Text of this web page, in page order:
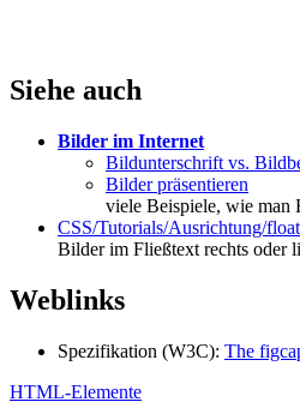
Siehe auch
Bilder im Internet
Bildunterschrift vs.
Bilder präsentieren
viele Beispiele, wie man
CSS/Tutorials/Ausrichtung/
Bilder im Fließtext rechts oder
Weblinks
Spezifikation (W3C): The
HTML-Elemente